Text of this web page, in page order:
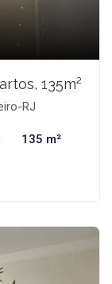
135m²
RJ
135 m²